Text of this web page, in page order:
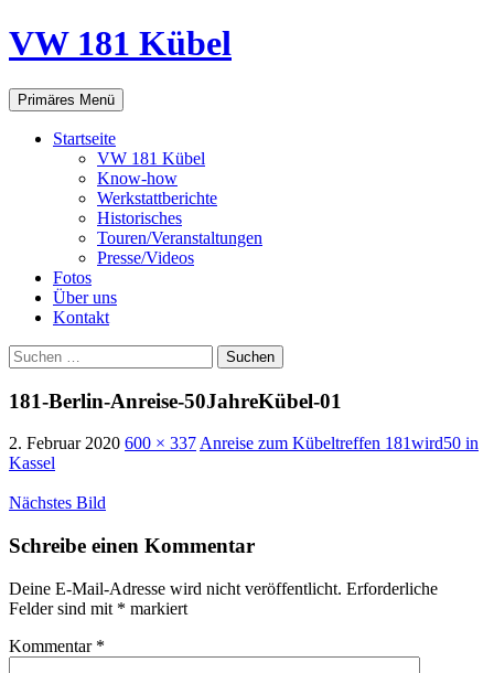
VW 181 Kübel
Suchen
Primäres Menü Springe
zum
Startseite
VW 181 Kübel
Know-how
Werkstattberichte
Historisches
Touren/Veranstaltungen
Presse/Videos
Fotos
Über uns
Kontakt
Suchen
nach:
181-Berlin-Anreise-50JahreKübel-01
2. Februar 2020 600 × 337 Anreise zum Kübeltreffen 181wird50 in
Kassel
Nächstes Bild
Schreibe einen Kommentar
Deine E-Mail-Adresse wird nicht veröffentlicht. Erforderliche
Felder sind mit * markiert
Kommentar *